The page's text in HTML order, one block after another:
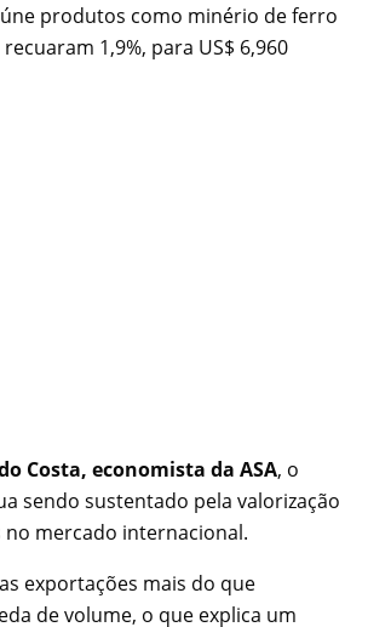
produtos como minério de ferro
1,9%, para US$ 6,960
Costa, economista da ASA, o
sendo sustentado pela valorização
mercado internacional.
exportações mais do que
de volume, o que explica um